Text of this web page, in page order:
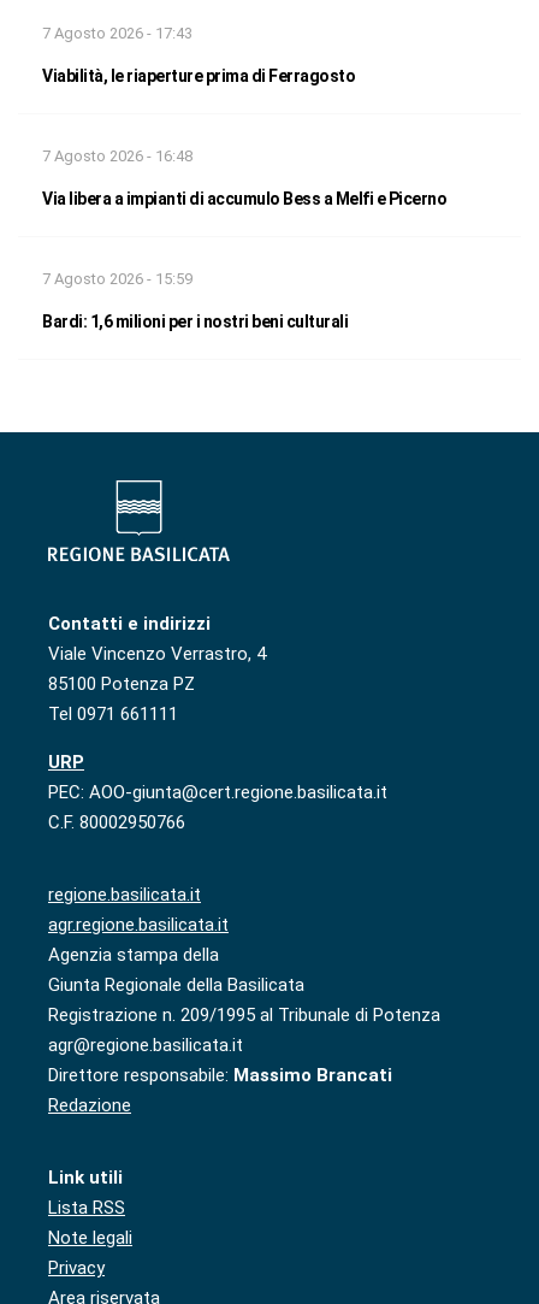
7 Agosto 2026 - 17:43
Viabilità, le riaperture prima di Ferragosto
7 Agosto 2026 - 16:48
Via libera a impianti di accumulo Bess a Melfi e Picerno
7 Agosto 2026 - 15:59
Bardi: 1,6 milioni per i nostri beni culturali
Contatti e indirizzi
Viale Vincenzo Verrastro, 4
85100 Potenza PZ
Tel 0971 661111
URP
PEC: AOO-giunta@cert.regione.basilicata.it
C.F. 80002950766
regione.basilicata.it
agr.regione.basilicata.it
Agenzia stampa della
Giunta Regionale della Basilicata
Registrazione n. 209/1995 al Tribunale di Potenza
agr@regione.basilicata.it
Direttore responsabile: Massimo Brancati
Redazione
Link utili
Lista RSS
Note legali
Privacy
Area riservata